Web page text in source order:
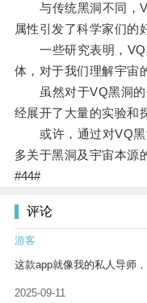
与传统黑洞不同，
属性引发了科学家们的
一些研究表明，VQ
体，对于我们理解宇宙
虽然对于VQ黑洞的
经展开了大量的实验和
或许，通过对VQ黑
多关于黑洞及宇宙本源
#44#
评论
游客
这款app就像我的私人导师
2025-09-11